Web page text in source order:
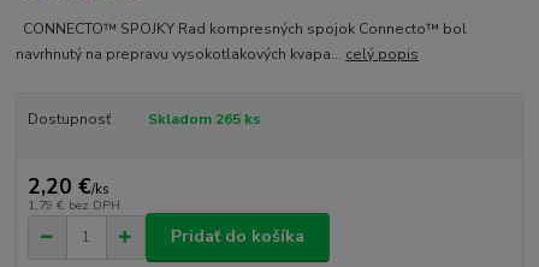
CONNECTO™ SPOJKY Rad kompresných spojok Connecto™ bol
navrhnutý na prepravu vysokotlakových kvapa... celý popis
Dostupnosť Skladom 265 ks
2,20 €/ks
1,79 € bez DPH
Pridať do košíka